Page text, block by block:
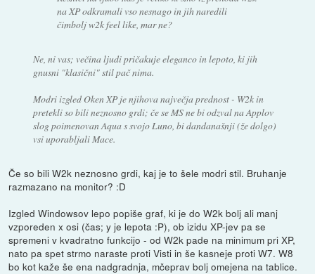
na XP odkramali vso nesnago in jih naredili
čimbolj w2k feel like, mar ne?
Ne, ni vas; večina ljudi pričakuje eleganco in lepoto, ki jih
gnusni "klasični" stil pač nima.
Modri izgled Oken XP jenjihova največja prednost- W2k in
pretekli so bili neznosno grdi; če se MS ne bi odzval na Applov
slog poimenovan Aqua s svojo Luno, bi dandanašnji (že dolgo)
vsi uporabljali Mace.
Če so bili W2k neznosno grdi, kaj je to šele modri stil. Bruhanje
razmazano na monitor? :D
Izgled Windowsov lepo popiše graf, ki je do W2k bolj ali manj
vzporeden x osi (čas; y je lepota :P), ob izidu XP-jev pa se
spremeni v kvadratno funkcijo - od W2k pade na minimum pri XP,
nato pa spet strmo naraste proti Visti in še kasneje proti W7. W8
bo kot kaže še ena nadgradnja, mčeprav bolj omejena na tablice.